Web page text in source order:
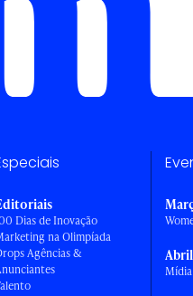
Dias de Inovação
na Olimpíada
Agências &
Abril